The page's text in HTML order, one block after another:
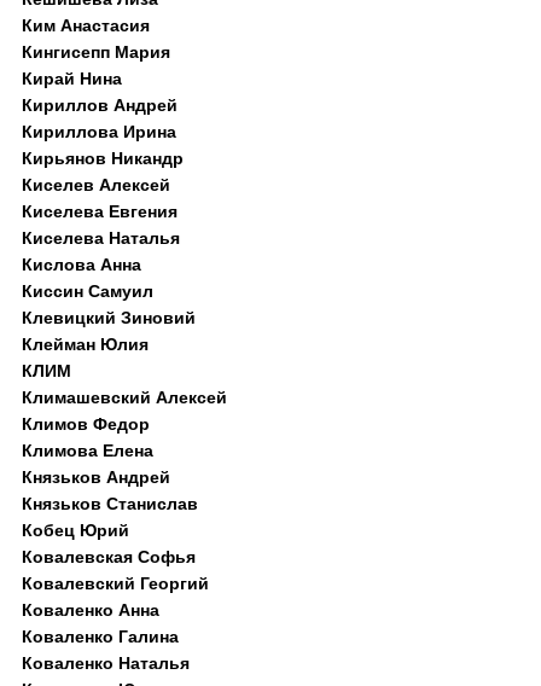
Ким Анастасия
Кингисепп Мария
Кирай Нина
Кириллов Андрей
Кириллова Ирина
Кирьянов Никандр
Киселев Алексей
Киселева Евгения
Киселева Наталья
Кислова Анна
Киссин Самуил
Клевицкий Зиновий
Клейман Юлия
КЛИМ
Климашевский Алексей
Климов Федор
Климова Елена
Князьков Андрей
Князьков Станислав
Кобец Юрий
Ковалевская Софья
Ковалевский Георгий
Коваленко Анна
Коваленко Галина
Коваленко Наталья